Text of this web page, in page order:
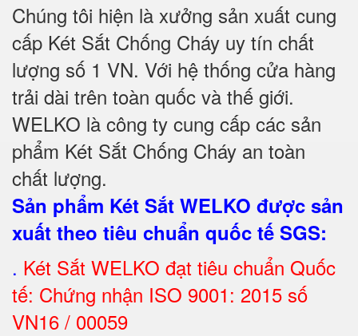
Chúng tôi hiện là xưởng sản xuất cung
cấp Két Sắt Chống Cháy uy tín chất
lượng số 1 VN. Với hệ thống cửa hàng
trải dài trên toàn quốc và thế giới.
WELKO là công ty cung cấp các sản
phẩm Két Sắt Chống Cháy an toàn
chất lượng.
Sản phẩm Két Sắt WELKO được sản
xuất theo tiêu chuẩn quốc tế SGS:
. Két Sắt WELKO đạt tiêu chuẩn Quốc
tế: Chứng nhận ISO 9001: 2015 số
VN16 / 00059